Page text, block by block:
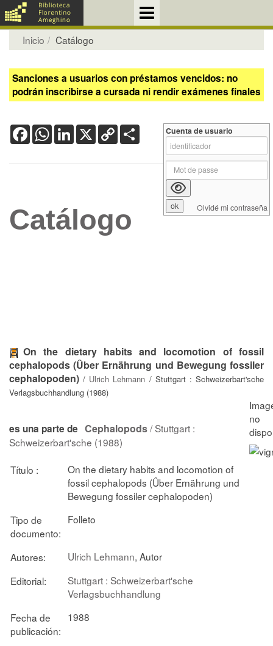
Inicio Catálogo
Sanciones a usuarios con préstamos vencidos: no
podrán inscribirse a cursada ni rendir exámenes finales
FacebookWhatsApp
LinkedIn
X Copy
Link
Catálogo
On the dietary habits and locomotion of fossil
cephalopods (Ûber Ernährung und Bewegung fossiler
cephalopoden) / Ulrich Lehmann / Stuttgart : Schweizerbart'sche
Verlagsbuchhandlung (1988)
es una parte de Cephalopods/ Stuttgart :
Schweizerbart'sche (1988)
Título :
On the dietary habits and locomotion of
fossil cephalopods (Ûber Ernährung und
Bewegung fossiler cephalopoden)
Tipo de
documento:
Folleto
Autores: Ulrich Lehmann, Autor
Editorial:
Stuttgart : Schweizerbart'sche
Verlagsbuchhandlung
Fecha de
publicación:
1988
Cuenta de usuario
Olvidé mi contraseña